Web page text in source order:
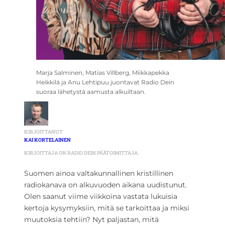
Marja Salminen, Matias Villberg, Miikkapekka
Heikkilä ja Anu Lehtipuu juontavat Radio Dein
suoraa lähetystä aamusta alkuiltaan.
KIRJOITTANUT
KAI KORTELAINEN
KIRJOITTAJA ON RADIO DEIN PÄÄTOIMITTAJA.
Suomen ainoa valtakunnallinen kristillinen
radiokanava on alkuvuoden aikana uudistunut.
Olen saanut viime viikkoina vastata lukuisia
kertoja kysymyksiin, mitä se tarkoittaa ja miksi
muutoksia tehtiin? Nyt paljastan, mitä